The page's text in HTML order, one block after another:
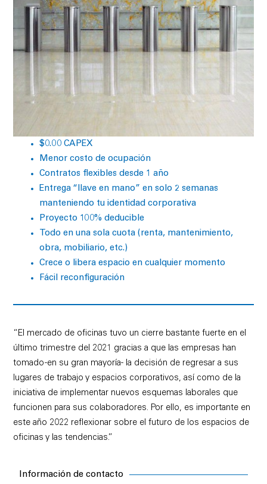
$0.00 CAPEX
Menor costo de ocupación
Contratos flexibles desde 1 año
Entrega “llave en mano” en solo 2 semanas
manteniendo tu identidad corporativa
Proyecto 100% deducible
Todo en una sola cuota (renta, mantenimiento,
obra, mobiliario, etc.)
Crece o libera espacio en cualquier momento
Fácil reconfiguración
“El mercado de oficinas tuvo un cierre bastante fuerte en el
último trimestre del 2021 gracias a que las empresas han
tomado -en su gran mayoría- la decisión de regresar a sus
lugares de trabajo y espacios corporativos, así como de la
iniciativa de implementar nuevos esquemas laborales que
funcionen para sus colaboradores. Por ello, es importante en
este año 2022 reflexionar sobre el futuro de los espacios de
oficinas y las tendencias.”
Información de contacto